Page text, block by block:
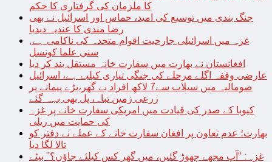
کا ملزمان کی گرفتاری کا حکم
جنگ بندی میں توسیع کی امید، حماس اور اسرائیل نے بھی
رضا مندی کا عندیہ دیدیا
غزہ میں اسرائیلی جارحیت اقوام متحدہ کی ناکامی ہے,
سنی علما کونسل
افغانستان نے بھارت میں سفارت خانہ مستقل بند کر دیا
عارضی وقفہ اگلے مرحلے کی جنگی تیاری کیلیے ہے، اسرائیل
صومالیہ میں سیلاب سے7 لاکھ افراد بے گھر،بڑے پیمانے پر
زرعی زمین تباہ، پل بھی بہہ گئے
کیوبا کے صدر کی قیادت میں امریکی سفارت خانے پر غزہ
کی حمایت میں ریلی
بھارت؛ عدم تعاون پر افغان سفارت خانے کے عملے نے دفتر کو
تالا لگا دیا
غزہ: “آپ مجھے چھوڑ گئیں، میں گھر کس کیلئے جاؤں؟” بیٹے